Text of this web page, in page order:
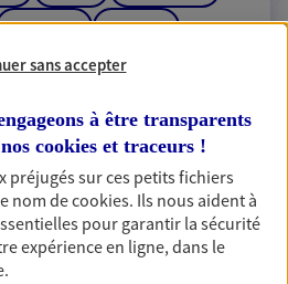
RETRAITE BANQUE
votre
Passer les
résultats
sans accepter
à être transparents
cookies et traceurs !
préjugés sur ces petits fichiers
nom decookies. Ils nous aident à
pour garantir la sécurité
expérience en ligne, dans le